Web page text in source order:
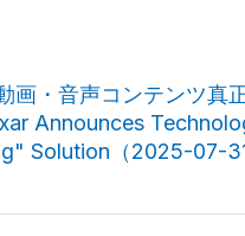
・音声コンテンツ真
Announces
Solution（2025-07-31